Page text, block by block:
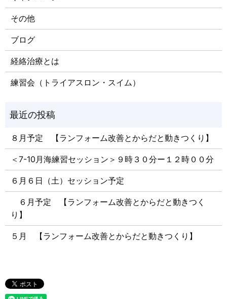
その他
ブログ
経絡治療とは
練習会（トライアスロン・スイム）
８月予定 【ランフォーム改善とからだと動きつくり】
＜7-10月海練習セッション＞９時３０分ー１２時００分
６月６日（土）セッション予定
６月予定 【ランフォーム改善とからだと動きつく
り】
５月 【ランフォーム改善とからだと動きつくり】